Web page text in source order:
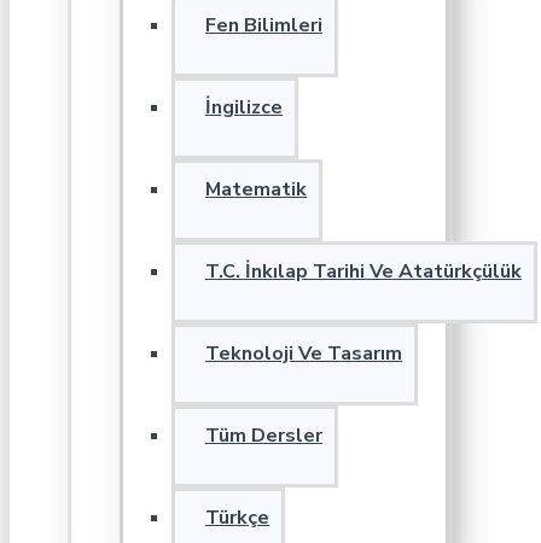
Fen Bilimleri
İngilizce
Matematik
T.C. İnkılap Tarihi Ve Atatürkçülük
Teknoloji Ve Tasarım
Tüm Dersler
Türkçe